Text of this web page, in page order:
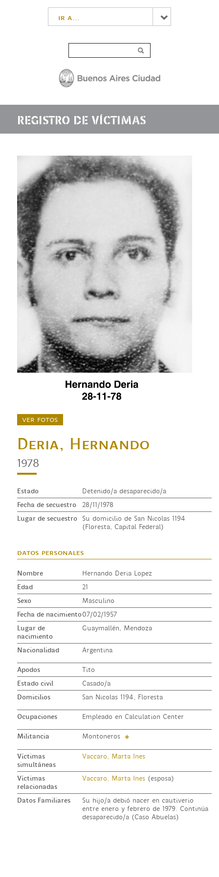
ir a...
REGISTRO DE VÍCTIMAS
ver fotos
Deria, Hernando
1978
Estado
Detenido/a desaparecido/a
Fecha de secuestro
28/11/1978
Lugar de secuestro
Su domicilio de San Nicolas 1194
(Floresta, Capital Federal)
datos personales
Nombre
Hernando Deria Lopez
Edad
21
Sexo
Masculino
Fecha de nacimiento07/02/1957
Lugar de
nacimiento
Guaymallén, Mendoza
Nacionalidad Argentina
Apodos
Tito
Estado civil
Casado/a
Domicilios
San Nicolas 1194, Floresta
Ocupaciones Empleado en Calculation Center
Militancia Montoneros +
Víctimas
simultáneas
Vaccaro, Marta Ines
Víctimas
relacionadas
Vaccaro, Marta Ines(esposa)
Datos Familiares
Su hijo/a debió nacer en cautiverio
entre enero y febrero de 1979. Continúa
desaparecido/a (Caso Abuelas)